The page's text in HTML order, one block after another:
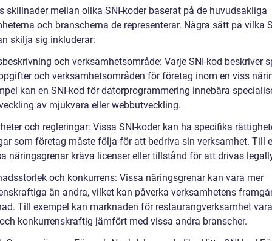
skillnader mellan olika SNI-koder baserat på de huvudsakliga
och branscherna de representerar. Några sätt på vilka
skilja sig inkluderar:
och verksamhetsområde: Varje SNI-kod beskriver
och verksamhetsområden för företag inom en viss
kan en SNI-kod för datorprogrammering innebära
av mjukvara eller webbutveckling.
och regleringar: Vissa SNI-koder kan ha specifika
som företag måste följa för att bedriva sin verksamhet. Till
näringsgrenar kräva licenser eller tillstånd för att drivas
och konkurrens: Vissa näringsgrenar kan vara mer
än andra, vilket kan påverka verksamhetens
Till exempel kan marknaden för restaurangverksamhet
konkurrenskraftig jämfört med vissa andra branscher.